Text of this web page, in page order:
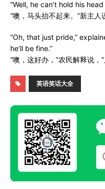
“Well, he can’t hold his
“噢，马头抬不起来。”新主人
“Oh, that just pride,”
he’ll be fine.”
“噢，这好办，”农民解释说，
英语笑话大全